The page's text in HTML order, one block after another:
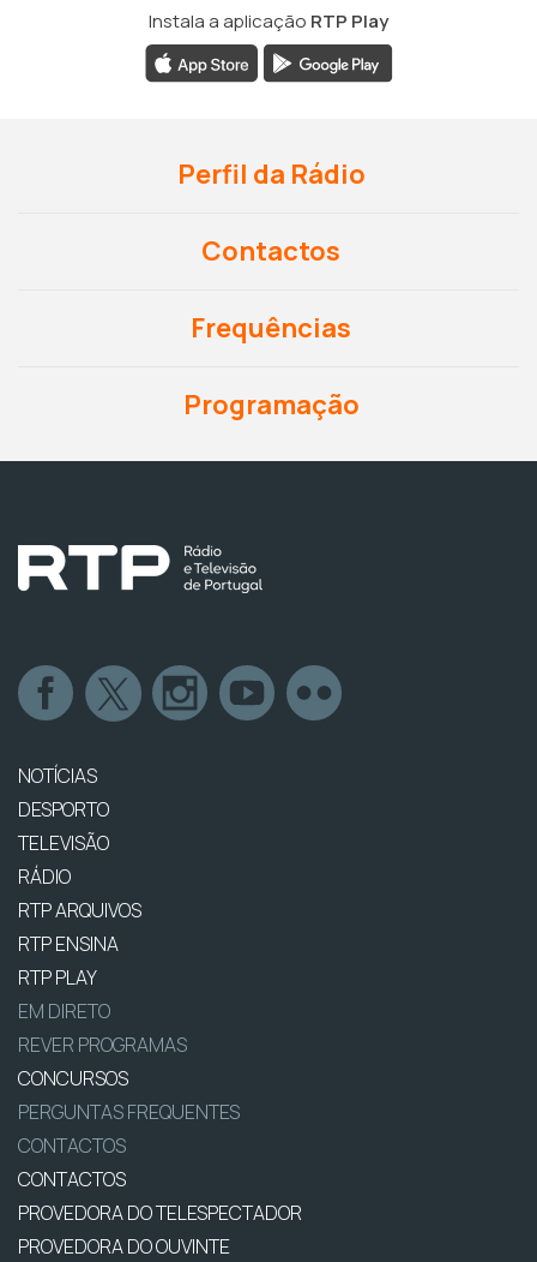
Instala a aplicação RTP Play
Perfil da Rádio
Contactos
Frequências
Programação
NOTÍCIAS
DESPORTO
TELEVISÃO
RÁDIO
RTP ARQUIVOS
RTP ENSINA
RTP PLAY
EM DIRETO
REVER PROGRAMAS
CONCURSOS
PERGUNTAS FREQUENTES
CONTACTOS
CONTACTOS
PROVEDORA DO TELESPECTADOR
PROVEDORA DO OUVINTE